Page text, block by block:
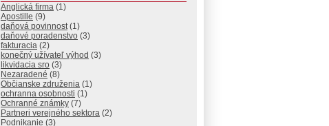
Anglická firma (1)
Apostille (9)
daňová povinnost(1)
daňové poradenstvo (3)
fakturacia (2)
konečný užívateľ výhod (3)
likvidacia sro (3)
Nezaradené (8)
Občianske združenia (1)
ochranna osobnosti (1)
Ochranné známky (7)
Partneri verejného sektora (2)
Podnikanie (3)